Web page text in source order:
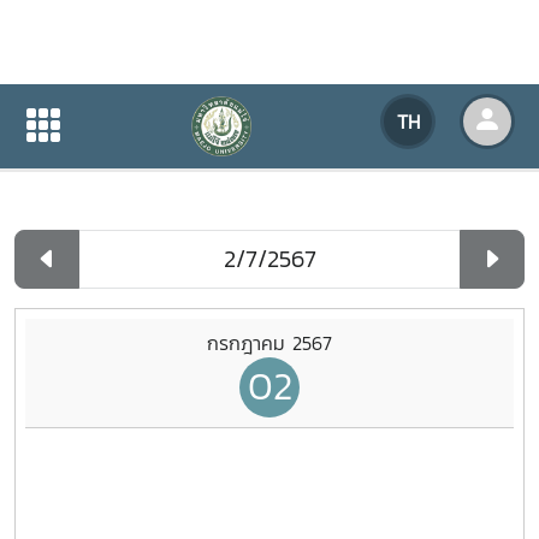
TH
ปฏิทินกิจกรรมของหน่วยงาน
ปฏิทินกิจกรรมของหน่วยงาน
กรกฎาคม 2567
02